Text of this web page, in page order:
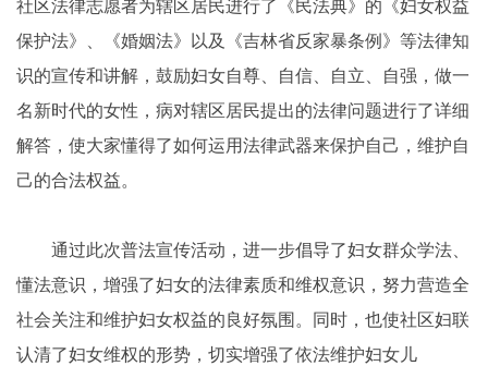
社区法律志愿者为辖区居民进行了《民法典》的《妇女权益
保护法》、《婚姻法》以及《吉林省反家暴条例》等法律知
识的宣传和讲解，鼓励妇女自尊、自信、自立、自强，做一
名新时代的女性，病对辖区居民提出的法律问题进行了详细
解答，使大家懂得了如何运用法律武器来保护自己，维护自
己的合法权益。
通过此次普法宣传活动，进一步倡导了妇女群众学法、
懂法意识，增强了妇女的法律素质和维权意识，努力营造全
社会关注和维护妇女权益的良好氛围。同时，也使社区妇联
认清了妇女维权的形势，切实增强了依法维护妇女儿